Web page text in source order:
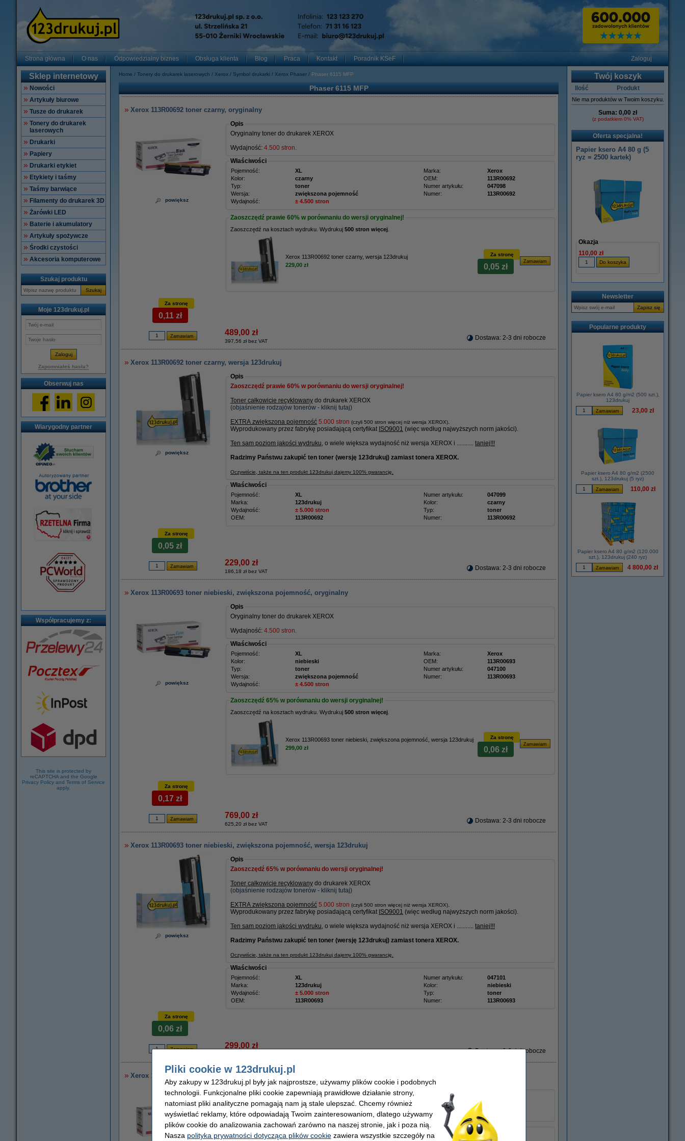
Strona główna O nas Odpowiedzialny biznes Obsługa klienta Blog Praca Kontakt Poradnik KSeF Zaloguj
Sklep internetowy
Nowości
Artykuły biurowe
Tusze do drukarek
Tonery do drukarek
laserowych
Drukarki
Papiery
Drukarki etykiet
Etykiety i taśmy
Taśmy barwiące
Filamenty do drukarek 3D
Żarówki LED
Baterie i akumulatory
Artykuły spożywcze
Środki czystości
Akcesoria komputerowe
Szukaj produktu
Szukaj
Moje 123drukuj.pl
Zapomniałeś hasła?
Obserwuj nas
Wiarygodny partner
Współpracujemy z:
This site is protected by
reCAPTCHA and the Google
Privacy Policy and Terms of Service
apply.
Home Tonery do drukarek laserowych Xerox Symbol drukarki Xerox Phaser Phaser 6115 MFP
Phaser 6115 MFP
Xerox 113R00692 toner czarny, oryginalny
powiększ
Opis
Oryginalny toner do drukarek XEROX
Wydajność: 4.500 stron.
Właściwości
Pojemność: XL Marka:
Xerox
Kolor:
czarny OEM:
113R00692
Typ:
toner Numer artykułu:
047098
Wersja:
zwiększona pojemność Numer:
113R00692
Wydajność:
± 4.500 stron
Zaoszczędź prawie 60% w porównaniu do wersji oryginalnej!
Zaoszczędź na kosztach wydruku. Wydrukuj 500 stron więcej
Xerox 113R00692 toner czarny, wersja 123drukuj
229,00 zł
Za stronę
0,05 zł
Za stronę
0,11 zł
489,00 zł
397,56 zł bez VAT Dostawa: 2-3 dni robocze
Xerox 113R00692 toner czarny, wersja 123drukuj
powiększ
Opis
Zaoszczędź prawie 60% w porównaniu do wersji oryginalnej!
Toner całkowicie recyklowany do drukarek XEROX
(objaśnienie rodzajów tonerów - kliknij tutaj)
EXTRA zwiększona pojemność 5.000 stron (czyli 500 stron więcej niż wersja XEROX).
Wyprodukowany przez fabrykę posiadającą certyfikat ISO9001 (więc według najwyższych norm jakości).
Ten sam poziom jakości wydruku, o wiele większa wydajność niż wersja XEROX i ........... taniej!!!
Radzimy Państwu zakupić ten toner (wersję 123drukuj) zamiast tonera XEROX.
Oczywiście, także na ten produkt 123drukuj dajemy 100% gwarancję.
Właściwości
Pojemność: XL Numer artykułu:
047099
Marka:
123drukuj Kolor:
czarny
Wydajność:
± 5.000 stron Typ:
toner
OEM:
113R00692 Numer: 113R00692
Za stronę
0,05 zł
229,00 zł
186,18 zł bez VAT Dostawa: 2-3 dni robocze
Xerox 113R00693 toner niebieski, zwiększona pojemność, oryginalny
powiększ
Opis
Oryginalny toner do drukarek XEROX
Wydajność: 4.500 stron.
Właściwości
Pojemność: XL Marka:
Xerox
Kolor:
niebieski OEM:
113R00693
Typ:
toner Numer artykułu:
047100
Wersja:
zwiększona pojemność Numer:
113R00693
Wydajność:
± 4.500 stron
Zaoszczędź 65% w porównaniu do wersji oryginalnej!
Zaoszczędź na kosztach wydruku. Wydrukuj 500 stron więcej
Xerox 113R00693 toner niebieski, zwiększona pojemność, wersja 123drukuj
299,00 zł
Za stronę
0,06 zł
Za stronę
0,17 zł
769,00 zł
625,20 zł bez VAT Dostawa: 2-3 dni robocze
Xerox 113R00693 toner niebieski, zwiększona pojemność, wersja 123drukuj
powiększ
Opis
Zaoszczędź 65% w porównaniu do wersji oryginalnej!
Toner całkowicie recyklowany do drukarek XEROX
(objaśnienie rodzajów tonerów - kliknij tutaj)
EXTRA zwiększona pojemność 5.000 stron (czyli 500 stron więcej niż wersja XEROX).
Wyprodukowany przez fabrykę posiadającą certyfikat ISO9001 (więc według najwyższych norm jakości).
Ten sam poziom jakości wydruku, o wiele większa wydajność niż wersja XEROX i ........... taniej!!!
Radzimy Państwu zakupić ten toner (wersję 123drukuj) zamiast tonera XEROX.
Oczywiście, także na ten produkt 123drukuj dajemy 100% gwarancję.
Właściwości
Pojemność: XL Numer artykułu:
047101
Marka:
123drukuj Kolor:
niebieski
Wydajność:
± 5.000 stron Typ:
toner
OEM:
113R00693 Numer: 113R00693
Za stronę
0,06 zł
299,00 zł
Dostawa: 2-3 dni robocze
Xerox 113R00694 toner żółty, zwiększona pojemność, oryginalny
Opis
Oryginalny toner do drukarek XEROX
Wydajność:4.500 stron.
Właściwości
Pojemność: XL Marka:
Xerox
Twój koszyk
Ilość Produkt
Nie ma produktów w Twoim koszyku.
Suma: 0,00 zł
(z podatkiem 0% VAT)
Oferta specjalna!
Papier ksero A4 80 g (5
ryz = 2500 kartek)
Okazja
110,00 zł
Newsletter
Popularne produkty
Papier ksero A4 80 g/m2 (500 szt.),
123drukuj
23,00 zł
Papier ksero A4 80 g/m2 (2500
szt.), 123drukuj (5 ryz)
110,00 zł
Papier ksero A4 80 g/m2 (120.000
szt.), 123drukuj (240 ryz)
4 800,00 zł
Pliki cookie w 123drukuj.pl
Aby zakupy w 123drukuj.pl były jak najprostsze, używamy plików cookie i podobnych
technologii. Funkcjonalne pliki cookie zapewniają prawidłowe działanie strony,
natomiast pliki analityczne pomagają nam ją stale ulepszać. Chcemy również
wyświetlać reklamy, które odpowiadają Twoim zainteresowaniom, dlatego używamy
plików cookie do analizowania zachowań zarówno na naszej stronie, jak i poza nią.
Nasza polityka prywatności dotycząca plików cookiezawiera wszystkie szczegóły na